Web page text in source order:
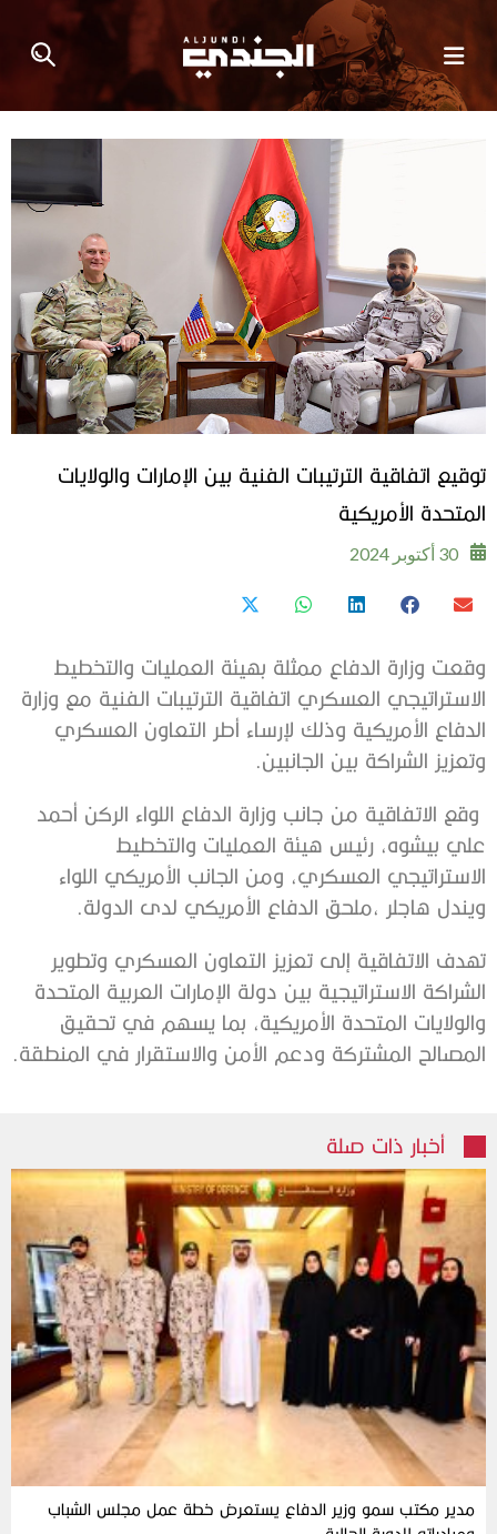
توقيع اتفاقية الترتيبات الفنية بين الإمارات والولايات
المتحدة الأمريكية
30 أكتوبر 2024
وقعت وزارة الدفاع ممثلة بهيئة العمليات والتخطيط
الاستراتيجي العسكري اتفاقية الترتيبات الفنية مع وزارة
الدفاع الأمريكية وذلك لإرساء أطر التعاون العسكري
وتعزيز الشراكة بين الجانبين.
وقع الاتفاقية من جانب وزارة الدفاع اللواء الركن أحمد
علي بيشوه، رئيس هيئة العمليات والتخطيط
الاستراتيجي العسكري، ومن الجانب الأمريكي اللواء
ويندل هاجلر ،ملحق الدفاع الأمريكي لدى الدولة.
تهدف الاتفاقية إلى تعزيز التعاون العسكري وتطوير
الشراكة الاستراتيجية بين دولة الإمارات العربية المتحدة
والولايات المتحدة الأمريكية، بما يسهم في تحقيق
المصالح المشتركة ودعم الأمن والاستقرار في المنطقة.
أخبار ذات صلة
مدير مكتب سمو وزير الدفاع يستعرض خطة عمل مجلس الشباب